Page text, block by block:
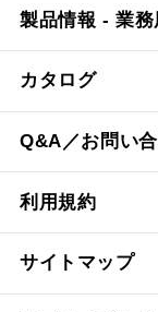
製品情報 - 業務
カタログ
Q&A／お問い
利用規約
サイトマップ